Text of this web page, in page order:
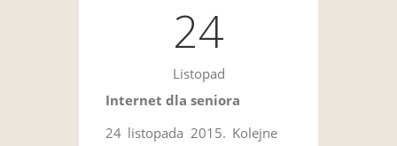
24
Listopad
Internet dla seniora
24 listopada 2015. Kolejne